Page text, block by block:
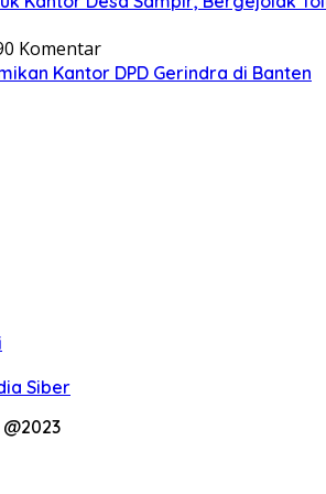
0 Komentar
Kantor DPD Gerindra di Banten
Siber